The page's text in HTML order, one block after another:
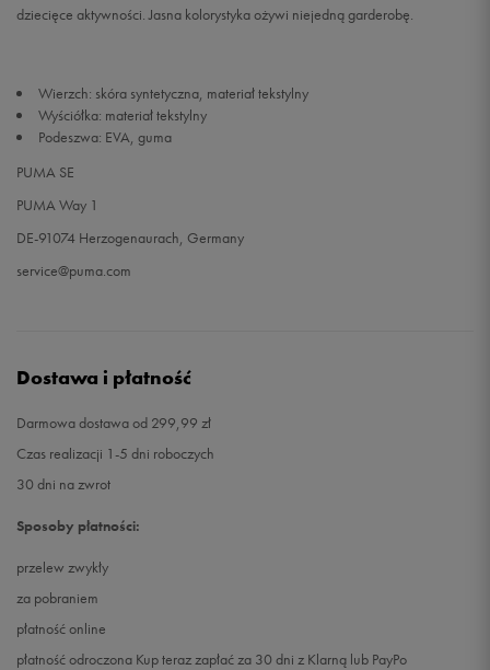
dziecięce aktywności. Jasna kolorystyka ożywi niejedną garderobę.
Wierzch: skóra syntetyczna, materiał tekstylny
Wyściółka: materiał tekstylny
Podeszwa: EVA, guma
PUMA SE
PUMA Way 1
DE-91074 Herzogenaurach, Germany
service@puma.com
Dostawa i płatność
Darmowa dostawa od 299,99 zł
Czas realizacji 1-5 dni roboczych
30 dni na zwrot
Sposoby płatności:
przelew zwykły
za pobraniem
płatność online
płatność odroczona Kup teraz zapłać za 30 dni z Klarną lub PayPo